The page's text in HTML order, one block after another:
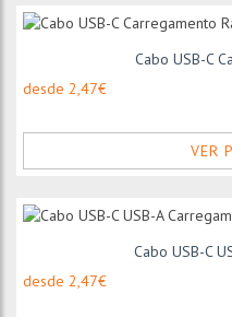
Cabo USB-C
desde 2,47€
VER
Cabo USB-C
desde 2,47€